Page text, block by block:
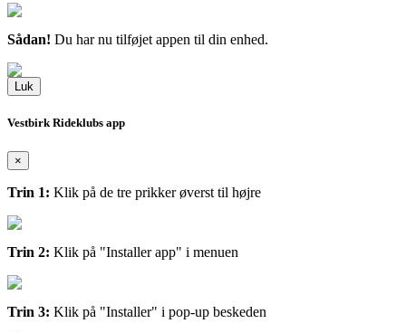
Sådan! Du har nu tilføjet appen til din enhed.
Luk
Vestbirk Rideklubs app
×
Trin 1: Klik på de tre prikker øverst til højre
Trin 2: Klik på "Installer app" i menuen
Trin 3: Klik på "Installer" i pop-up beskeden